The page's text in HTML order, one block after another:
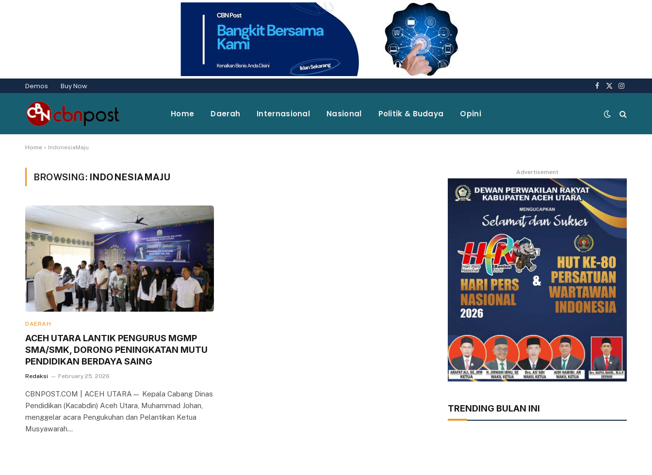
Demos Buy Now Facebook
X
Home Daerah Internasional Nasional Politik & Budaya Opini
Home » IndonesiaMaju
BROWSING: INDONESIAMAJU
DAERAH
ACEH UTARA LANTIK PENGURUS MGMP
SMA/SMK, DORONG PENINGKATAN MUTU
PENDIDIKAN BERDAYA SAING
Redaksi February 25, 2026
CBNPOST.COM | ACEH UTARA— Kepala Cabang Dinas
Pendidikan (Kacabdin) Aceh Utara, Muhammad Johan,
menggelar acara Pengukuhan dan Pelantikan Ketua
Musyawarah…
Advertisement
TRENDING BULAN INI